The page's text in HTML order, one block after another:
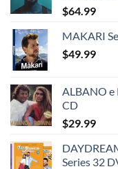
$64.99
MAKARI
$49.99
ALBANO e
CD
$29.99
Series 32